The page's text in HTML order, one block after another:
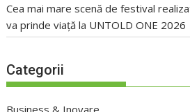
Cea mai mare scenă de festival
va prinde viață la UNTOLD ONE 2026
Categorii
Business & Inovare